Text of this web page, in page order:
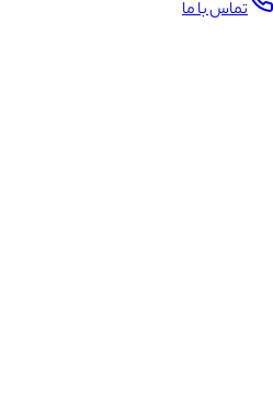
تماس با ما